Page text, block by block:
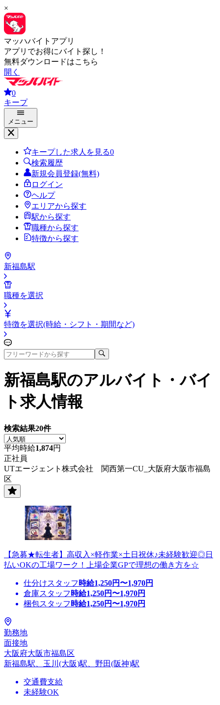
×
マッハバイトアプリ
アプリでお得にバイト探し！
無料ダウンロードはこちら
開く
0
キープ
メニュー
キープした求人を見る0
検索履歴
新規会員登録(無料)
ログイン
ヘルプ
エリアから探す
駅から探す
職種から探す
特徴から探す
新福島駅
職種を選択
特徴を選択(時給・シフト・期間など)
新福島駅のアルバイト・バイ
ト求人情報
検索結果20件
平均時給1,874円
正社員
UTエージェント株式会社 関西第一CU_大阪府大阪市福島
区
【急募★転生者】高収入×軽作業×土日祝休♪未経験歓迎◎日
払いOKの工場ワーク！上場企業GPで理想の働き方を☆
仕分けスタッフ 時給1,250円〜1,970円
倉庫スタッフ 時給1,250円〜1,970円
梱包スタッフ 時給1,250円〜1,970円
勤務地
面接地
大阪府大阪市福島区
新福島駅、玉川(大阪)駅、野田(阪神)駅
交通費支給
未経験OK